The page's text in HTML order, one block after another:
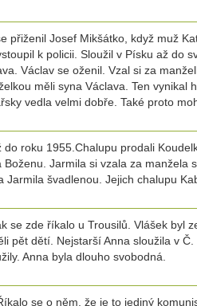
přiženil Josef Mikšátko, když muž
k policii. Sloužil v Písku až do
Václav se oženil. Vzal si za
měli syna Václava. Ten
vedla velmi dobře. Také proto
roku 1955.Chalupu prodali
Jarmila si vzala za
Jarmila švadlenou. Jejich chalupu
se zde říkalo u Trousilů. Vlášek
pět dětí. Nejstarší Anna sloužila v
Anna byla dlouho svobodná.
se o něm, že je to jediný